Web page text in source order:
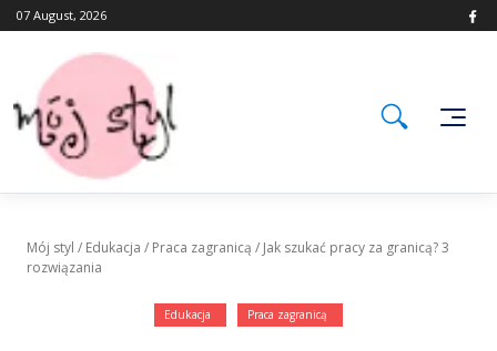
Skip
to
07 August, 2026
Mój styl / Edukacja / Praca zagranicą / Jak szukać pracy za granicą? 3
rozwiązania
Edukacja Praca zagranicą